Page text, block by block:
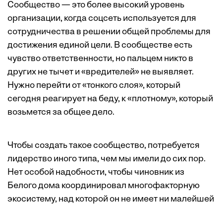
Сообщество — это более высокий уровень
организации, когда соцсеть используется для
сотрудничества в решении общей проблемы для
достижения единой цели. В сообществе есть
чувство ответственности, но пальцем никто в
других не тычет и «вредителей» не выявляет.
Нужно перейти от «тонкого слоя», который
сегодня реагирует на беду, к «плотному», который
возьмется за общее дело.
Чтобы создать такое сообщество, потребуется
лидерство иного типа, чем мы имели до сих пор.
Нет особой надобности, чтобы чиновник из
Белого дома координировал многофакторную
экосистему, над которой он не имеет ни малейшей